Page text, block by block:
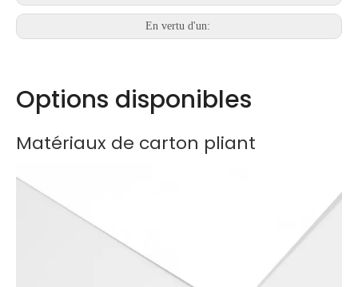
En vertu d'un:
Options disponibles
Matériaux de carton pliant